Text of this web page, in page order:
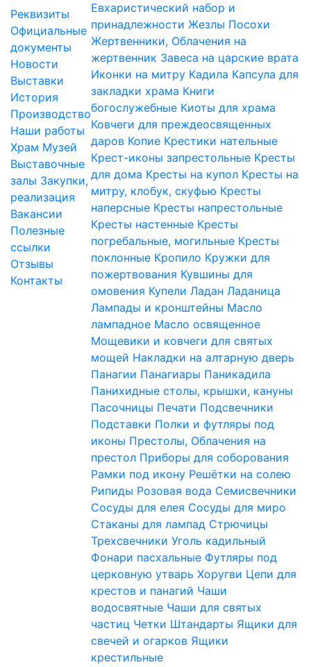
Реквизиты
Официальные
документы
Новости
Выставки
История
Производство
Наши работы
Храм Музей
Выставочные
залы Закупки,
реализация
Вакансии
Полезные
ссылки
Отзывы
Контакты
Евхаристический набор и
принадлежности Жезлы Посохи
Жертвенники, Облачения на
жертвенник Завеса на царские врата
Иконки на митру Кадила Капсула для
закладки храма Книги
богослужебные Киоты для храма
Ковчеги для преждеосвященных
даров Копие Крестики нательные
Крест-иконы запрестольные Кресты
для дома Кресты на купол Кресты на
митру, клобук, скуфью Кресты
наперсные Кресты напрестольные
Кресты настенные Кресты
погребальные, могильные Кресты
поклонные Кропило Кружки для
пожертвования Кувшины для
омовения Купели Ладан Ладаница
Лампады и кронштейны Масло
лампадное Масло освященное
Мощевики и ковчеги для святых
мощей Накладки на алтарную дверь
Панагии Панагиары Паникадила
Панихидные столы, крышки, кануны
Пасочницы Печати Подсвечники
Подставки Полки и футляры под
иконы Престолы, Облачения на
престол Приборы для соборования
Рамки под икону Решётки на солею
Рипиды Розовая вода Семисвечники
Сосуды для елея Сосуды для миро
Стаканы для лампад Стрючицы
Трехсвечники Уголь кадильный
Фонари пасхальные Футляры под
церковную утварь Хоругви Цепи для
крестов и панагий Чаши
водосвятные Чаши для святых
частиц Четки Штандарты Ящики для
свечей и огарков Ящики
крестильные